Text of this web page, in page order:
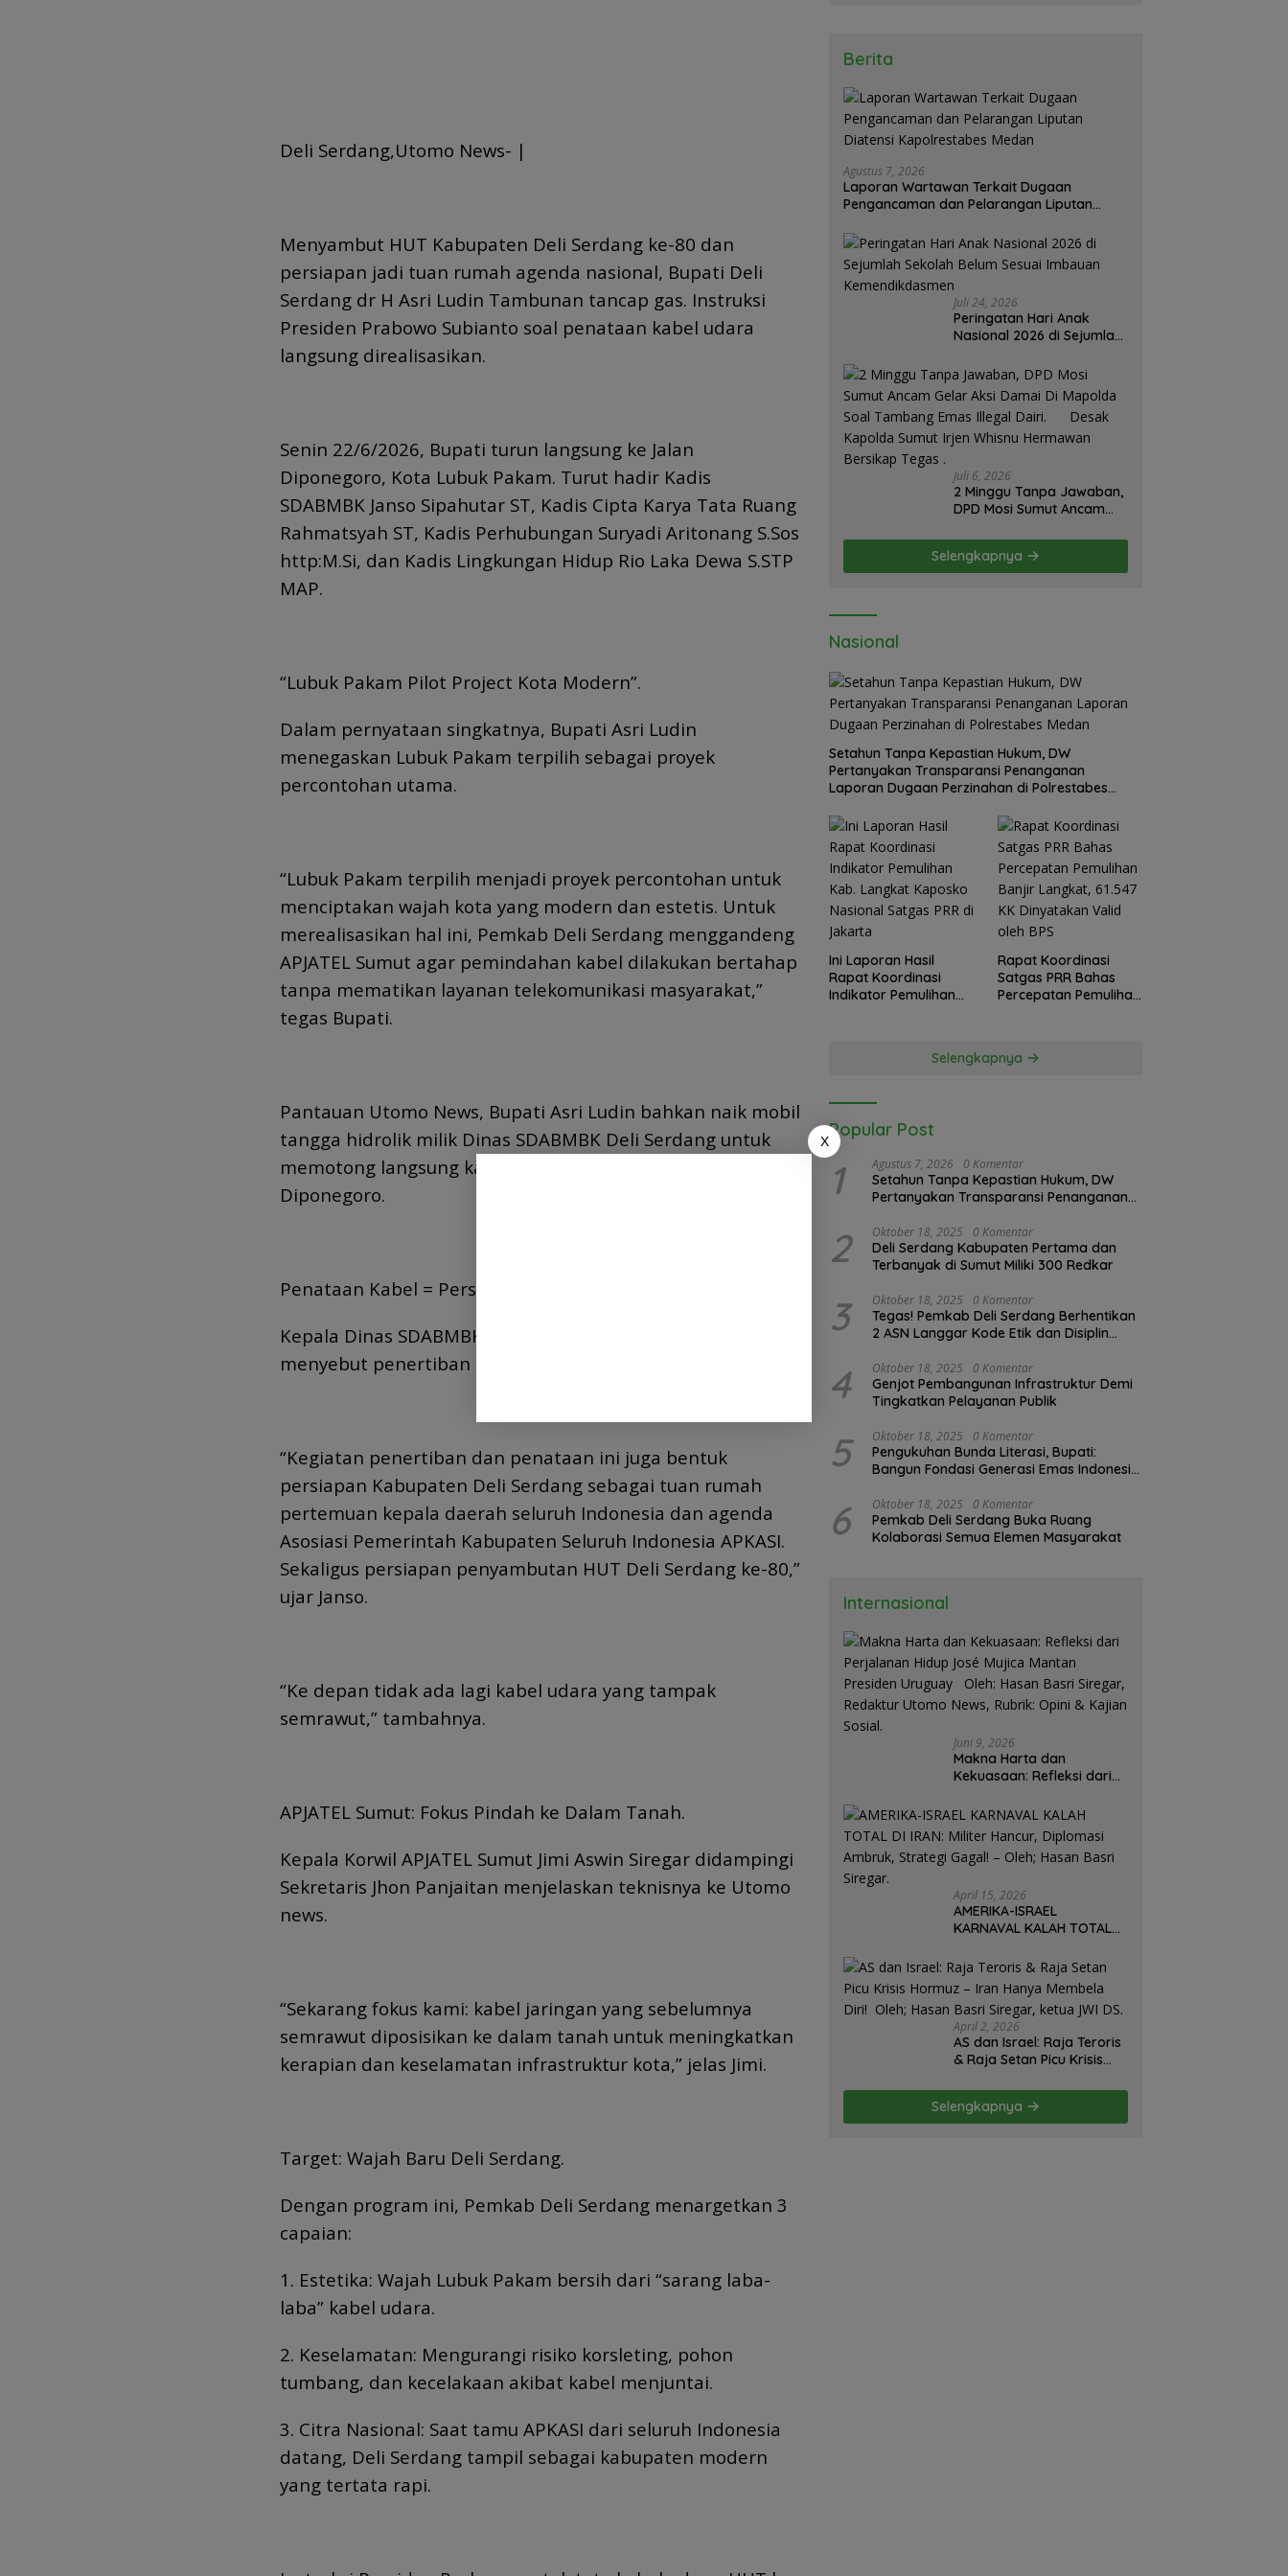
Deli Serdang,Utomo News- |
Menyambut HUT Kabupaten Deli Serdang ke-80 dan
persiapan jadi tuan rumah agenda nasional, Bupati Deli
Serdang dr H Asri Ludin Tambunan tancap gas. Instruksi
Presiden Prabowo Subianto soal penataan kabel udara
langsung direalisasikan.
Senin 22/6/2026, Bupati turun langsung ke Jalan
Diponegoro, Kota Lubuk Pakam. Turut hadir Kadis
SDABMBK Janso Sipahutar ST, Kadis Cipta Karya Tata Ruang
Rahmatsyah ST, Kadis Perhubungan Suryadi Aritonang S.Sos
http:M.Si, dan Kadis Lingkungan Hidup Rio Laka Dewa S.STP
MAP.
“Lubuk Pakam Pilot Project Kota Modern”.
Dalam pernyataan singkatnya, Bupati Asri Ludin
menegaskan Lubuk Pakam terpilih sebagai proyek
percontohan utama.
“Lubuk Pakam terpilih menjadi proyek percontohan untuk
menciptakan wajah kota yang modern dan estetis. Untuk
merealisasikan hal ini, Pemkab Deli Serdang menggandeng
APJATEL Sumut agar pemindahan kabel dilakukan bertahap
tanpa mematikan layanan telekomunikasi masyarakat,”
tegas Bupati.
Pantauan Utomo News, Bupati Asri Ludin bahkan naik mobil
tangga hidrolik milik Dinas SDABMBK Deli Serdang untuk
memotong langsung kabel udara semrawut di ruas Jalan
Diponegoro.
Penataan Kabel = Persiapan Tuan Rumah APKASI.
Kepala Dinas SDABMBK Deli Serdang Janso Sipahutar ST
menyebut penertiban ini punya misi ganda.
“Kegiatan penertiban dan penataan ini juga bentuk
persiapan Kabupaten Deli Serdang sebagai tuan rumah
pertemuan kepala daerah seluruh Indonesia dan agenda
Asosiasi Pemerintah Kabupaten Seluruh Indonesia APKASI.
Sekaligus persiapan penyambutan HUT Deli Serdang ke-80,”
ujar Janso.
“Ke depan tidak ada lagi kabel udara yang tampak
semrawut,” tambahnya.
APJATEL Sumut: Fokus Pindah ke Dalam Tanah.
Kepala Korwil APJATEL Sumut Jimi Aswin Siregar didampingi
Sekretaris Jhon Panjaitan menjelaskan teknisnya ke Utomo
news.
“Sekarang fokus kami: kabel jaringan yang sebelumnya
semrawut diposisikan ke dalam tanah untuk meningkatkan
kerapian dan keselamatan infrastruktur kota,” jelas Jimi.
Target: Wajah Baru Deli Serdang.
Dengan program ini, Pemkab Deli Serdang menargetkan 3
capaian:
1. Estetika: Wajah Lubuk Pakam bersih dari “sarang laba-
laba” kabel udara.
2. Keselamatan: Mengurangi risiko korsleting, pohon
tumbang, dan kecelakaan akibat kabel menjuntai.
3. Citra Nasional: Saat tamu APKASI dari seluruh Indonesia
datang, Deli Serdang tampil sebagai kabupaten modern
yang tertata rapi.
Berita
Agustus 7, 2026
Laporan Wartawan Terkait Dugaan
Pengancaman dan Pelarangan Liputan
Juli 24, 2026
Peringatan Hari Anak
Nasional 2026 di Sejumlah
Imbauan
Kemendikdasmen
Juli 6, 2026
2 Minggu Tanpa Jawaban,
DPD Mosi Sumut Ancam
Mapolda Soal Tambang
Emas Illegal Dairi.
Desak Kapolda Sumut
Selengkapnya
Nasional
Setahun Tanpa Kepastian Hukum, DW
Pertanyakan Transparansi Penanganan
Laporan Dugaan Perzinahan di Polrestabes
Ini Laporan Hasil
Rapat Koordinasi
Indikator Pemulihan
Rapat Koordinasi
Satgas PRR Bahas
Percepatan Pemulihan
Selengkapnya
Popular Post
1 Agustus 7, 2026 0 Komentar
Setahun Tanpa Kepastian Hukum, DW
Pertanyakan Transparansi Penanganan
Polrestabes Medan
2 Oktober 18, 2025 0 Komentar
Deli Serdang Kabupaten Pertama dan
Terbanyak di Sumut Miliki 300 Redkar
3 Oktober 18, 2025 0 Komentar
Tegas! Pemkab Deli Serdang Berhentikan
2 ASN Langgar Kode Etik dan Disiplin
4 Oktober 18, 2025 0 Komentar
Genjot Pembangunan Infrastruktur Demi
Tingkatkan Pelayanan Publik
5 Oktober 18, 2025 0 Komentar
Pengukuhan Bunda Literasi, Bupati:
Bangun Fondasi Generasi Emas Indonesia
6 Oktober 18, 2025 0 Komentar
Pemkab Deli Serdang Buka Ruang
Kolaborasi Semua Elemen Masyarakat
Internasional
Juni 9, 2026
Makna Harta dan
Kekuasaan: Refleksi dari
Mujica Mantan Presiden
Uruguay Oleh: Hasan
Basri Siregar, Redaktur
Utomo News, Rubrik: Opini
April 15, 2026
AMERIKA-ISRAEL
KARNAVAL KALAH TOTAL
Diplomasi Ambruk,
Strategi Gagal! – Oleh;
Hasan Basri Siregar.
April 2, 2026
AS dan Israel: Raja Teroris
& Raja Setan Picu Krisis
Membela Diri! Oleh; Hasan
Basri Siregar, ketua JWI
DS.
Selengkapnya
X